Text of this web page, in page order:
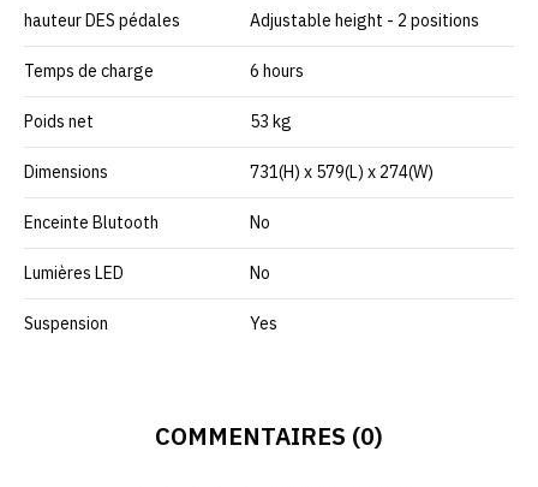
hauteur DES pédales Adjustable height - 2 positions
Temps de charge 6 hours
Poids net 53 kg
Dimensions 731(H) x 579(L) x 274(W)
Enceinte Blutooth No
Lumières LED No
Suspension Yes
COMMENTAIRES (0)